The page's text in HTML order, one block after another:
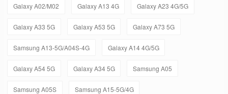
Galaxy A02/M02 Galaxy A13 4G Galaxy A23 4G/5G
Galaxy A33 5G Galaxy A53 5G Galaxy A73 5G
Samsung A13-5G/A04S-4G Galaxy A14 4G/5G
Galaxy A54 5G Galaxy A34 5G Samsung A05
Samsung A05S Samsung A15-5G/4G